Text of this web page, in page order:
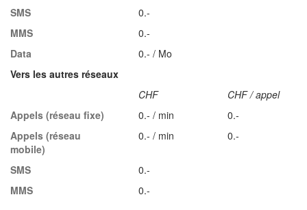
SMS
0.-
MMS
0.-
Data
0.- / Mo
Vers les autres réseaux
CHF
CHF / appel
Appels (réseau fixe)
0.- / min
0.-
Appels (réseau
mobile)
0.- / min 0.-
SMS
0.-
MMS
0.-